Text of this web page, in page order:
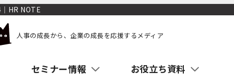
HR NOTE
人事の成長から、企業の成長を応援するメディア
セミナー情報 お役立ち資料